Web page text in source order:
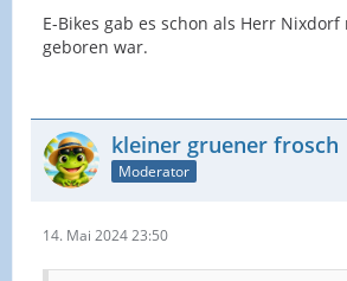
E-Bikes gab es schon als Herr
geboren war.
kleiner gruener frosch
Moderator
14. Mai 2024 23:50